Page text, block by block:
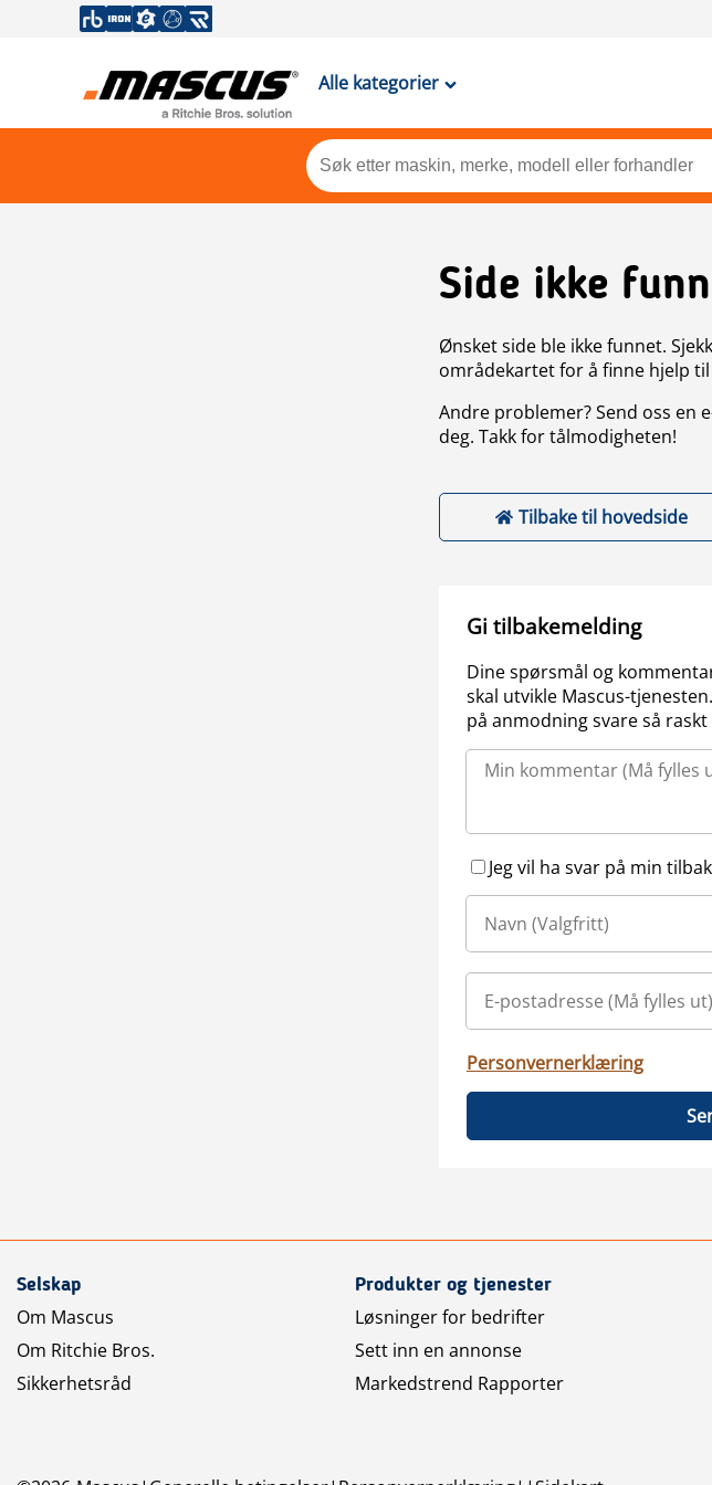
Alle kategorier
Side ikke
Ønsket side ble ikke funnet.
områdekartet for å finne hjelp
Andre problemer? Send oss en
deg. Takk for tålmodigheten!
Tilbake til hovedside
Gi tilbakemelding
Dine spørsmål og
skal utvikle Mascus-
på anmodning svare så
Jeg vil ha svar på min
Personvernerklæring
Selskap
Om Mascus
Om Ritchie Bros.
Sikkerhetsråd
Produkter og tjenester
Løsninger for bedrifter
Sett inn en annonse
Markedstrend Rapporter